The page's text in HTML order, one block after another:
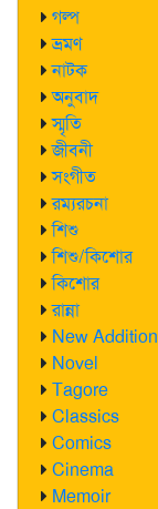
গল্প
ভ্রমণ
নাটক
অনুবাদ
স্মৃতি
জীবনী
সংগীত
রম্যরচনা
শিশু
শিশু/কিশোর
কিশোর
রান্না
New Addition
Novel
Tagore
Classics
Comics
Cinema
Memoir